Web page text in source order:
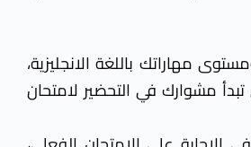
مهاراتك باللغة الانجليزية،
تبدأ مشوارك في التحضير لامتحان